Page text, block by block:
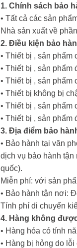
1. Chính sách bảo
• Tất cả các sản
Nhà sản xuất về
2. Điều kiện bảo
• Thiết bị , sản phẩm
• Thiết bị , sản
• Thiết bị , sản
• Thiết bị không bị
• Thiết bị , sản phẩm
• Thiết bị , sản
3. Địa điểm bảo
• Bảo hành tại văn
dịch vụ bảo hành
quốc).
Miễn phí: với sản
• Bảo hành tận nơi:
Tính phí di chuyển
4. Hàng không
• Hàng hóa có tính
• Hàng bị hỏng do